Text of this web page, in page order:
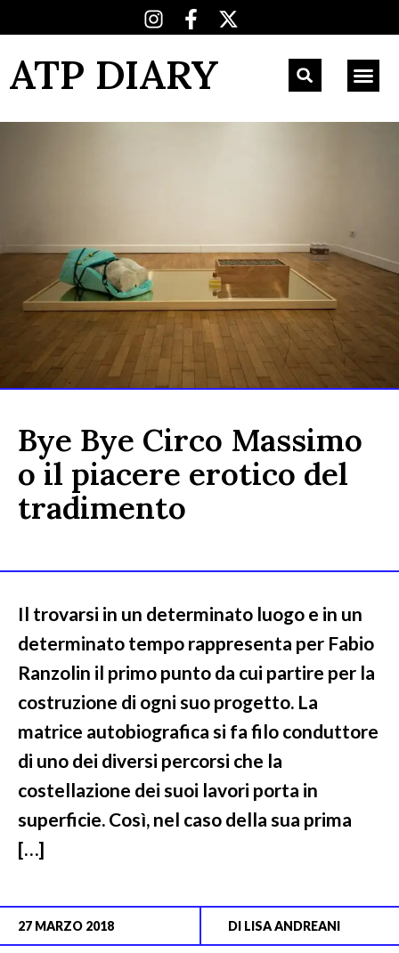
ATP DIARY
Bye Bye Circo Massimo
o il piacere erotico del
tradimento
Il trovarsi in un determinato luogo e in un
determinato tempo rappresenta per Fabio
Ranzolin il primo punto da cui partire per la
costruzione di ogni suo progetto. La
matrice autobiografica si fa filo conduttore
di uno dei diversi percorsi che la
costellazione dei suoi lavori porta in
superficie. Così, nel caso della sua prima
[…]
27 MARZO 2018 DI LISA ANDREANI